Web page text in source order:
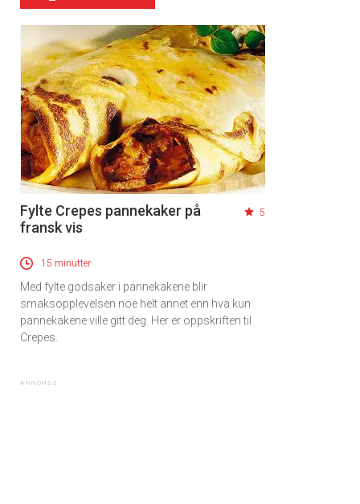
Fylte Crepes pannekaker på
fransk vis
5
15 minutter
Med fylte godsaker i pannekakene blir
smaksopplevelsen noe helt annet enn hva kun
pannekakene ville gitt deg. Her er oppskriften til
Crepes.